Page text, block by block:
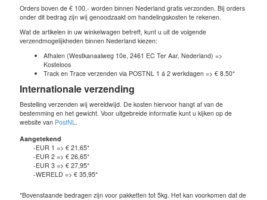
Orders boven de € 100,- worden binnen Nederland gratis verzonden. Bij orders
onder dit bedrag zijn wij genoodzaakt om handelingskosten te rekenen.
Wat de artikelen in uw winkelwagen betreft, kunt u uit de volgende
verzendmogelijkheden binnen Nederland kiezen:
Afhalen (Westkanaalweg 10e, 2461 EC Ter Aar, Nederland) =>
Kosteloos
Track en Trace verzenden via POSTNL 1 á 2 werkdagen => € 8.50*
Internationale verzending
Bestelling verzenden wij wereldwijd. De kosten hiervoor hangt af van de
bestemming en het gewicht. Voor uitgebreide informatie kunt u kijken op de
website van PostNL
Aangetekend
-EUR 1 => € 21,65*
-EUR 2 => € 26,65*
-EUR 3 => € 27,95*
-WERELD => € 35,95*
*Bovenstaande bedragen zijn voor pakketten tot 5kg. Het kan voorkomen dat de